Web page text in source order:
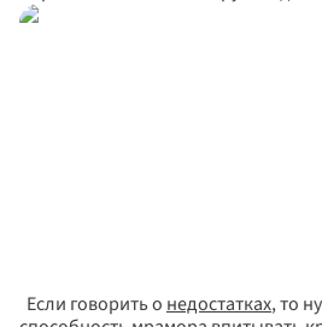
Если говорить о недостатках, то